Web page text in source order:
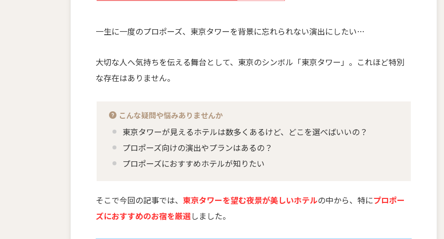
一生に一度のプロポーズ、東京タワーを背景に忘れられない演出にしたい…
大切な人へ気持ちを伝える舞台として、東京のシンボル「東京タワー」。これほど特別
な存在はありません。
こんな疑問や悩みありませんか
東京タワーが見えるホテルは数多くあるけど、どこを選べばいいの？
プロポーズ向けの演出やプランはあるの？
プロポーズにおすすめホテルが知りたい
そこで今回の記事では、 東京タワーを望む夜景が美しいホテルの中から、特にプロポー
ズにおすすめのお宿を厳選しました。